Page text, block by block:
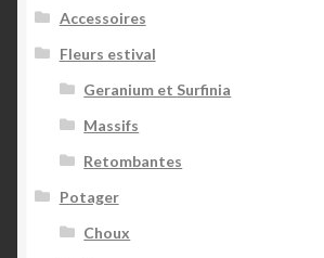
Accessoires
Fleurs estival
Geranium et Surfinia
Massifs
Retombantes
Potager
Choux